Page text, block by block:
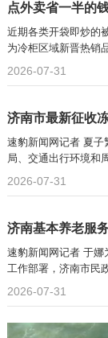
点外卖省一半的
近期各类开袋即炒的
为冷柜区域新晋热销
凭借省时省力的优势
2026-07-31
济南市最新征收
速豹新闻网记者 夏子
局、交通出行环境和
2026-07-31
济南基本养老服
速豹新闻网记者 于娜
工作部署，济南市民
2026-07-31